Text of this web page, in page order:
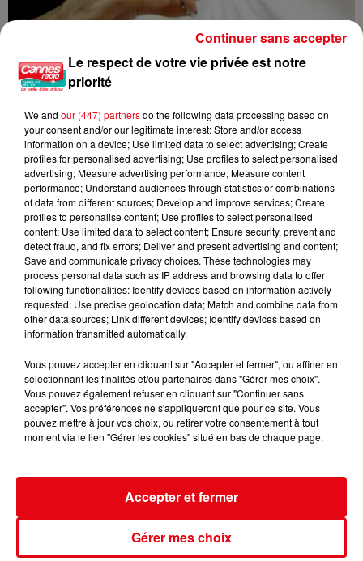
Nice : un salon de coiffure fermé après un contrôle
Affaire Jean Imbert : placé sous le statut de témoin assisté
Le respect de votre vie privée est notre
priorité
We and our (447) partnersdo the following data processing based on
your consent and/or our legitimate interest: Store and/or access
information on a device; Use limited data to select advertising; Create
profiles for personalised advertising; Use profiles to select personalised
advertising; Measure advertising performance; Measure content
performance; Understand audiences through statistics or combinations
of data from different sources; Develop and improve services; Create
profiles to personalise content; Use profiles to select personalised
content; Use limited data to select content; Ensure security, prevent and
detect fraud, and fix errors; Deliver and present advertising and content;
Save and communicate privacy choices. These technologies may
process personal data such as IP address and browsing data to offer
following functionalities: Identify devices based on information actively
requested; Use precise geolocation data; Match and combine data from
other data sources; Link different devices; Identify devices based on
information transmitted automatically.
Vous pouvez accepter en cliquant sur "Accepter et fermer", ou affiner en
sélectionnant les finalités et/ou partenaires dans "Gérer mes choix".
Vous pouvez également refuser en cliquant sur "Continuer sans
accepter". Vos préférences ne s'appliqueront que pour ce site. Vous
pouvez mettre à jour vos choix, ou retirer votre consentement à tout
moment via le lien "Gérer les cookies" situé en bas de chaque page.
Gérer mes choix
Accepter et fermer
Continuer sans accepter